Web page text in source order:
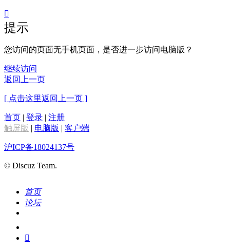

提示
您访问的页面无手机页面，是否进一步访问电脑版？
继续访问
返回上一页
[ 点击这里返回上一页 ]
首页 | 登录 | 注册
触屏版 | 电脑版 | 客户端
沪ICP备18024137号
© Discuz Team.
首页
论坛
我的
